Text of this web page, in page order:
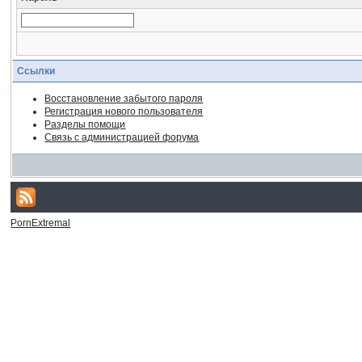
Ссылки
Восстановление забытого пароля
Регистрация нового пользователя
Разделы помощи
Связь с администрацией форума
PornExtremal